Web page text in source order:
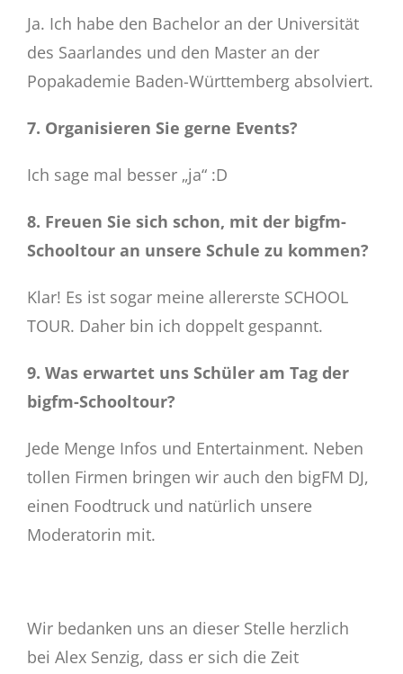
Ja. Ich habe den Bachelor an der Universität
des Saarlandes und den Master an der
Popakademie Baden-Württemberg absolviert.
7. Organisieren Sie gerne Events?
Ich sage mal besser „ja“ :D
8. Freuen Sie sich schon, mit der bigfm-
Schooltour an unsere Schule zu kommen?
Klar! Es ist sogar meine allererste SCHOOL
TOUR. Daher bin ich doppelt gespannt.
9. Was erwartet uns Schüler am Tag der
bigfm-Schooltour?
Jede Menge Infos und Entertainment. Neben
tollen Firmen bringen wir auch den bigFM DJ,
einen Foodtruck und natürlich unsere
Moderatorin mit.
Wir bedanken uns an dieser Stelle herzlich
bei Alex Senzig, dass er sich die Zeit